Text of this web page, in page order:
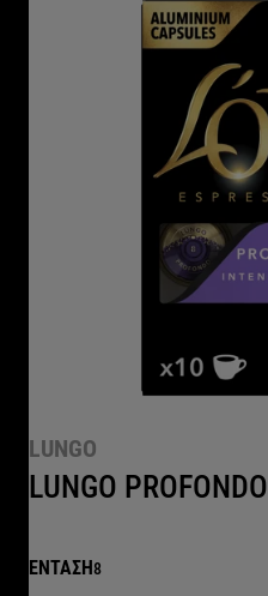
LUNGO
LUNGO PROFONDO
ΕΝΤΑΣΗ8